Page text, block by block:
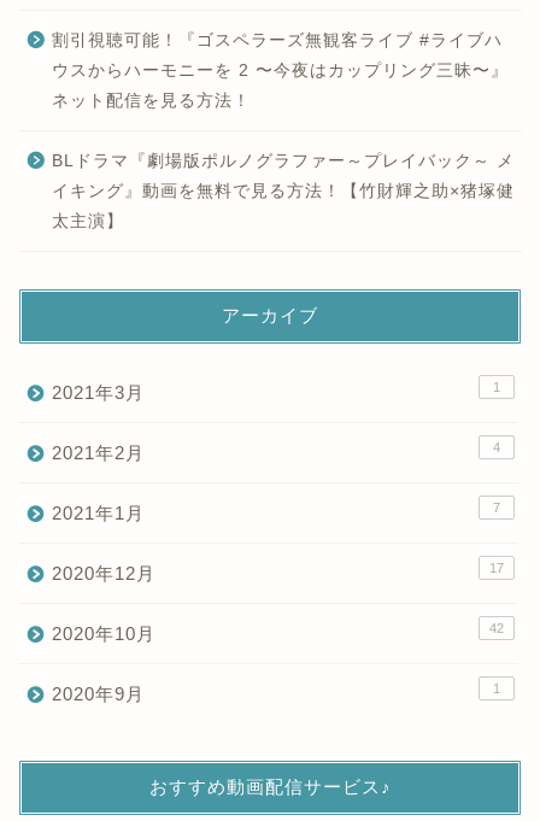
割引視聴可能！『ゴスペラーズ無観客ライブ #ライブハ
ウスからハーモニーを 2 〜今夜はカップリング三昧〜』
ネット配信を見る方法！
BLドラマ『劇場版ポルノグラファー～プレイバック～ メ
イキング』動画を無料で見る方法！【竹財輝之助×猪塚健
太主演】
アーカイブ
2021年3月 1
2021年2月 4
2021年1月 7
2020年12月 17
2020年10月 42
2020年9月 1
おすすめ動画配信サービス♪